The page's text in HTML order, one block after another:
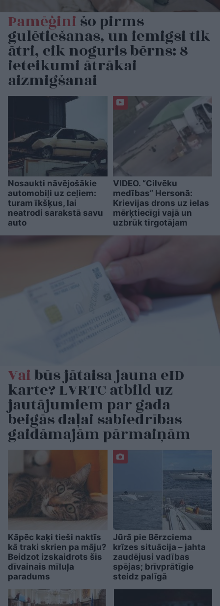
Pamēģinišo pirms
gulētiešanas, un iemigsi tik
ātri, cik noguris bērns: 8
ieteikumi ātrākai
aizmigšanai
Nosaukti nāvējošākie
automobiļi uz ceļiem:
turam īkšķus, lai
neatrodi sarakstā savu
auto
VIDEO. “Cilvēku
medības” Hersonā:
Krievijas drons uz ielas
mērķtiecīgi vajā un
uzbrūk tirgotājam
Vaibūs jātaisa jauna eID
karte? LVRTC atbild uz
jautājumiem par gada
beigās daļai sabiedrības
gaidāmajām pārmaiņām
Kāpēc kaķi tieši naktīs
kā traki skrien pa māju?
Beidzot izskaidrots šis
dīvainais mīluļa
paradums
Jūrā pie Bērzciema
krīzes situācija – jahta
zaudējusi vadības
spējas; brīvprātīgie
steidz palīgā